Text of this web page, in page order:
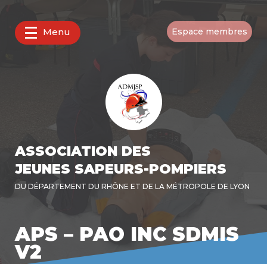
Menu Espace membres
ASSOCIATION DES
JEUNES SAPEURS-POMPIERS
DU DÉPARTEMENT DU RHÔNE ET DE LA MÉTROPOLE DE LYON
APS – PAO INC SDMIS
V2